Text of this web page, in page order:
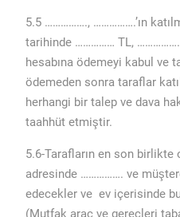
5.5 ……………., …………….’ın
tarihinde …………… TL,
hesabına ödemeyi kabul ve
ödemeden sonra taraflar
herhangi bir talep ve dava
taahhüt etmiştir.
5.6-Tarafların en son
adresinde ……………. ve
edecekler ve ev içerisinde
(Mutfak araç ve gereçleri